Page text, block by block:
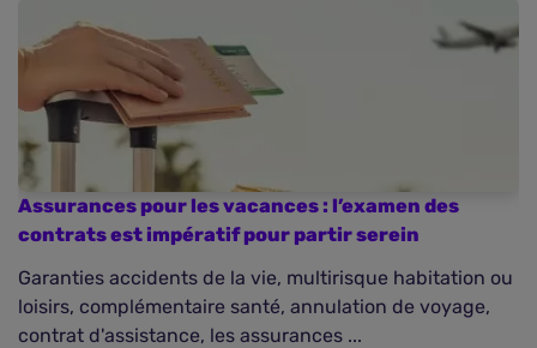
Assurances pour les vacances : l’examen des
contrats est impératif pour partir serein
Garanties accidents de la vie, multirisque habitation ou
loisirs, complémentaire santé, annulation de voyage,
contrat d'assistance, les assurances ...